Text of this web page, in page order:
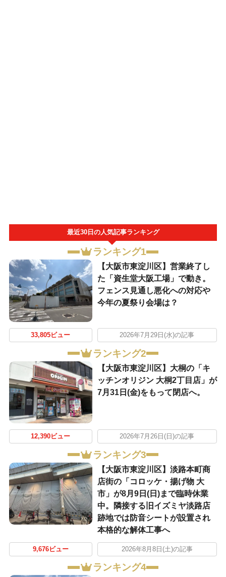
最近30日の人気記事ランキング
ランキング1
【大阪市東淀川区】営業終了し
た「資生堂大阪工場」で動き。
フェンス見通し悪化への対応や
今年の夏祭り会場は？
33,805ビュー 2026年7月29日(水)の記事
ランキング2
【大阪市東淀川区】大桐の「キ
ッチンオリジン 大桐2丁目店」が
7月31日(金)をもって閉店へ。
12,390ビュー 2026年7月26日(日)の記事
ランキング3
【大阪市東淀川区】淡路本町商
店街の「コロッケ・揚げ物 大
市」が8月9日(日)まで臨時休業
中。隣接する旧イズミヤ淡路店
跡地では防音シートが設置され
本格的な解体工事へ
9,676ビュー 2026年8月8日(土)の記事
ランキング4